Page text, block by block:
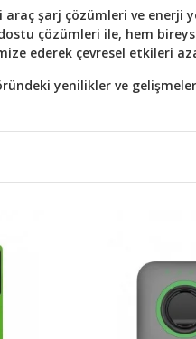
şarj çözümleri ve enerji
dostu çözümleri ile, hem
ederek çevresel etkileri
yenilikler ve